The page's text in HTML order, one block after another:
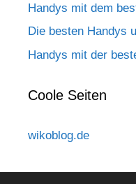
Handys mit dem
Die besten Handys
Handys mit der
Coole Seiten
wikoblog.de